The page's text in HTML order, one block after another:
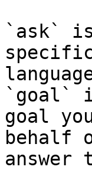
`ask`
`goal`
goal
behalf